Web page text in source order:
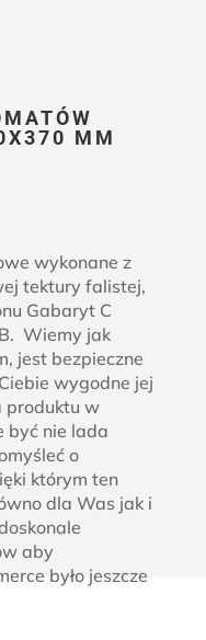
MM
wykonane z
tektury falistej,
Gabaryt C
Wiemy jak
jest bezpieczne
wygodne jej
produktu w
być nie lada
o
którym ten
dla Was jak i
aby
było jeszcze